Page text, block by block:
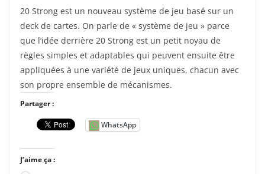
20 Strong est un nouveau système de jeu basé sur un
deck de cartes. On parle de « système de jeu » parce
que l’idée derrière 20 Strong est un petit noyau de
règles simples et adaptables qui peuvent ensuite être
appliquées à une variété de jeux uniques, chacun avec
son propre ensemble de mécanismes.
Partager :
WhatsApp
J’aime ça :